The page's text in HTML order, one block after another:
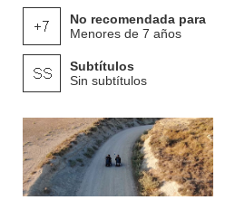
No recomendada para
Menores de 7 años
Subtítulos
Sin subtítulos